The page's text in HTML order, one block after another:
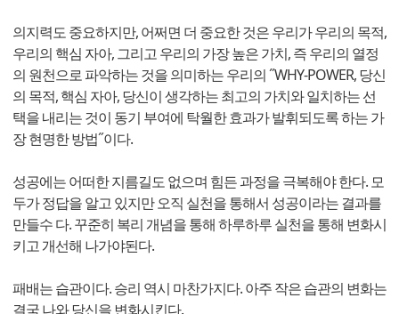
의지력도 중요하지만, 어쩌면 더 중요한 것은 우리가 우리의 목적,
우리의 핵심 자아, 그리고 우리의 가장 높은 가치, 즉 우리의 열정
의 원천으로 파악하는 것을 의미하는 우리의 ˝WHY-POWER, 당신
의 목적, 핵심 자아, 당신이 생각하는 최고의 가치와 일치하는 선
택을 내리는 것이 동기 부여에 탁월한 효과가 발휘되도록 하는 가
장 현명한 방법˝이다.
성공에는 어떠한 지름길도 없으며 힘든 과정을 극복해야 한다. 모
두가 정답을 알고 있지만 오직 실천을 통해서 성공이라는 결과를
만들수 다. 꾸준히 복리 개념을 통해 하루하루 실천을 통해 변화시
키고 개선해 나가야된다.
패배는 습관이다. 승리 역시 마찬가지다. 아주 작은 습관의 변화는
결국 나와 당신을 변화시킨다.